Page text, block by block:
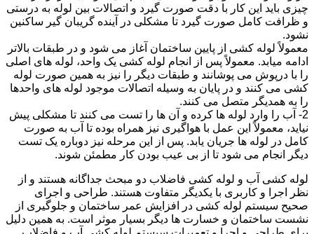
چیزی باید این کار با دقت صورت گیرد و اتصالات بین لوله به درستی
و ظرافت کامل صورت گیرد تا مشکلی در آینده گریبان گیر ساکنین
نشود.
معمولاً لوله کشی از پایین ساختمان آغاز می شود و در طبقات بالاتر
ادامه میابد. معمولاً پس از انجام لوله کشی یک واحد، لوله های اصلی
را با درپوش می پوشانند و طبقات دیگر را نیز به همین صورت لوله
کشی می کنند و در پایان به وسیله اتصالات موجود لوله های واحدها
را به همدیگر متصل می کنند.
2- آب را وارد لوله ها کرده و آن ها را تست می کنند تا مشکلی پیش
نیاید، معمولاً این عمل با هواگیری نیز همراه بوده تا آب به صورت
کامل در لوله ها جریان یابد. پس از این مرحله نیز دوباره یک تست
دیگر انجام می شود تا از بی عیب بودن کار مطمئن شوند.
لوله کشی آب و لوله کشی فاضلاب دو مبحث جداگانه هستند و از
نظر اجرا و کاربری با یکدیگر متفاوت هستند. طراحی و اجرای
صحیح سیستم لوله کشی در افزایش عمر ساختمان و جلوگیری از
نشست ساختمان و خسارت ها دیگر بسیار موثر است. به همین دلیل